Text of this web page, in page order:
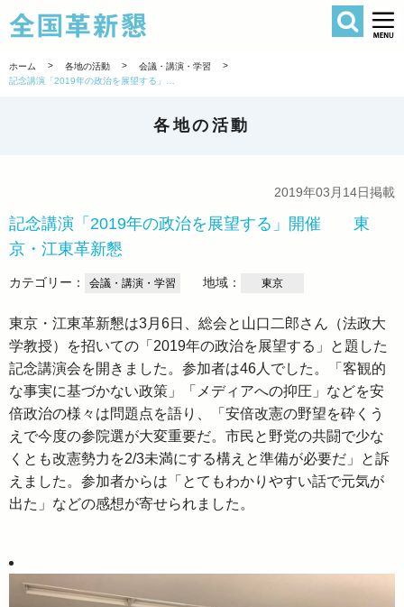
全国革新懇
検索
ホーム > 各地の活動 > 会議・講演・学習
>
各地の活動
2019年03月14日掲載
記念講演「2019年の政治を展望する」開催 東
京・江東革新懇
カテゴリー： 会議・講演・学習 地域： 東京
東京・江東革新懇は3月6日、総会と山口二郎さん（法政大
学教授）を招いての「2019年の政治を展望する」と題した
記念講演会を開きました。参加者は46人でした。「客観的
な事実に基づかない政策」「メディアへの抑圧」などを安
倍政治の様々は問題点を語り、「安倍改憲の野望を砕くう
えで今度の参院選が大変重要だ。市民と野党の共闘で少な
くとも改憲勢力を2/3未満にする構えと準備が必要だ」と訴
えました。参加者からは「とてもわかりやすい話で元気が
出た」などの感想が寄せられました。